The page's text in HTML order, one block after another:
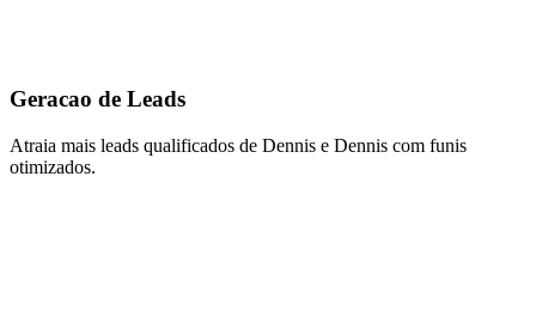
Geracao de Leads
Atraia mais leads qualificados de Dennis e Dennis com funis
otimizados.